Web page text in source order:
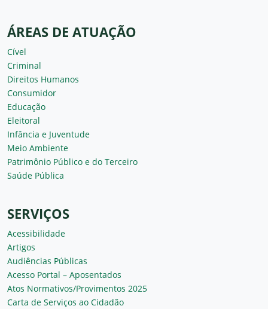
ÁREAS DE ATUAÇÃO
Cível
Criminal
Direitos Humanos
Consumidor
Educação
Eleitoral
Infância e Juventude
Meio Ambiente
Patrimônio Público e do Terceiro
Saúde Pública
SERVIÇOS
Acessibilidade
Artigos
Audiências Públicas
Acesso Portal – Aposentados
Atos Normativos/Provimentos 2025
Carta de Serviços ao Cidadão